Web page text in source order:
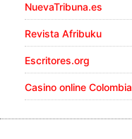
NuevaTribuna.es
Revista Afribuku
Escritores.org
Casino online Colombia